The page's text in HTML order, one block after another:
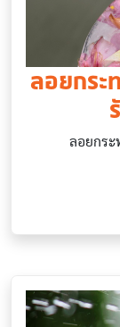
ลอยกระ
ลอยกระทง